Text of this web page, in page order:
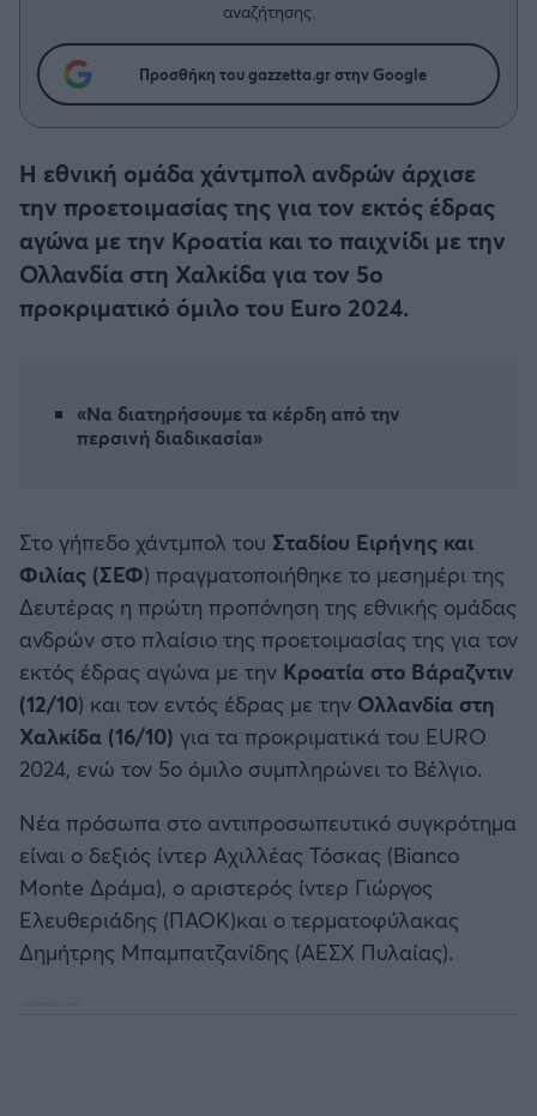
Δημήτρης Τσορμπατζόγλου
Λεβαδειακός
ΟΦΗ
Ατρόμητος Αθηνών
Αστέρας Τρίπολης
Καλαμάτα
Ηρακλής
Μπαρτσελόνα
Ρεάλ Μαδρίτης
Μάντσεστερ Γιουνάιτεντ
Μάντσεστερ Σίτι
Μεγάλη μου Αγάπη
Μια Ιστορία από την Πόλη
αναζήτησης.
Προσθήκη του gazzetta.gr στην Google
Η εθνική ομάδα χάντμπολ ανδρών άρχισε
την προετοιμασίας της για τον εκτός έδρας
αγώνα με την Κροατία και το παιχνίδι με την
Ολλανδία στη Χαλκίδα για τον 5ο
προκριματικό όμιλο του Euro 2024.
«Να διατηρήσουμε τα κέρδη από την
περσινή διαδικασία»
Στο γήπεδο χάντμπολ του Σταδίου Ειρήνης και
Φιλίας (ΣΕΦ) πραγματοποιήθηκε το μεσημέρι της
Δευτέρας η πρώτη προπόνηση της εθνικής ομάδας
ανδρών στο πλαίσιο της προετοιμασίας της για τον
εκτός έδρας αγώνα με την Κροατία στο Βάραζντιν
(12/10) και τον εντός έδρας με την Ολλανδία στη
Χαλκίδα (16/10) για τα προκριματικά του ΕURO
2024, ενώ τον 5ο όμιλο συμπληρώνει το Βέλγιο.
Νέα πρόσωπα στο αντιπροσωπευτικό συγκρότημα
είναι ο δεξιός ίντερ Αχιλλέας Τόσκας (Βianco
Monte Δράμα), ο αριστερός ίντερ Γιώργος
Ελευθεριάδης (ΠΑΟΚ)και ο τερματοφύλακας
Δημήτρης Μπαμπατζανίδης (ΑΕΣΧ Πυλαίας).